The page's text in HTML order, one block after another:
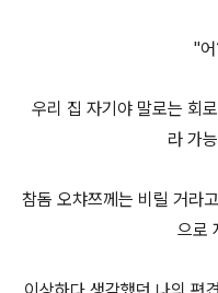
"
우리 집 자기야 말로는 회
라 가
참돔 오챠쯔께는 비릴 거라
으로